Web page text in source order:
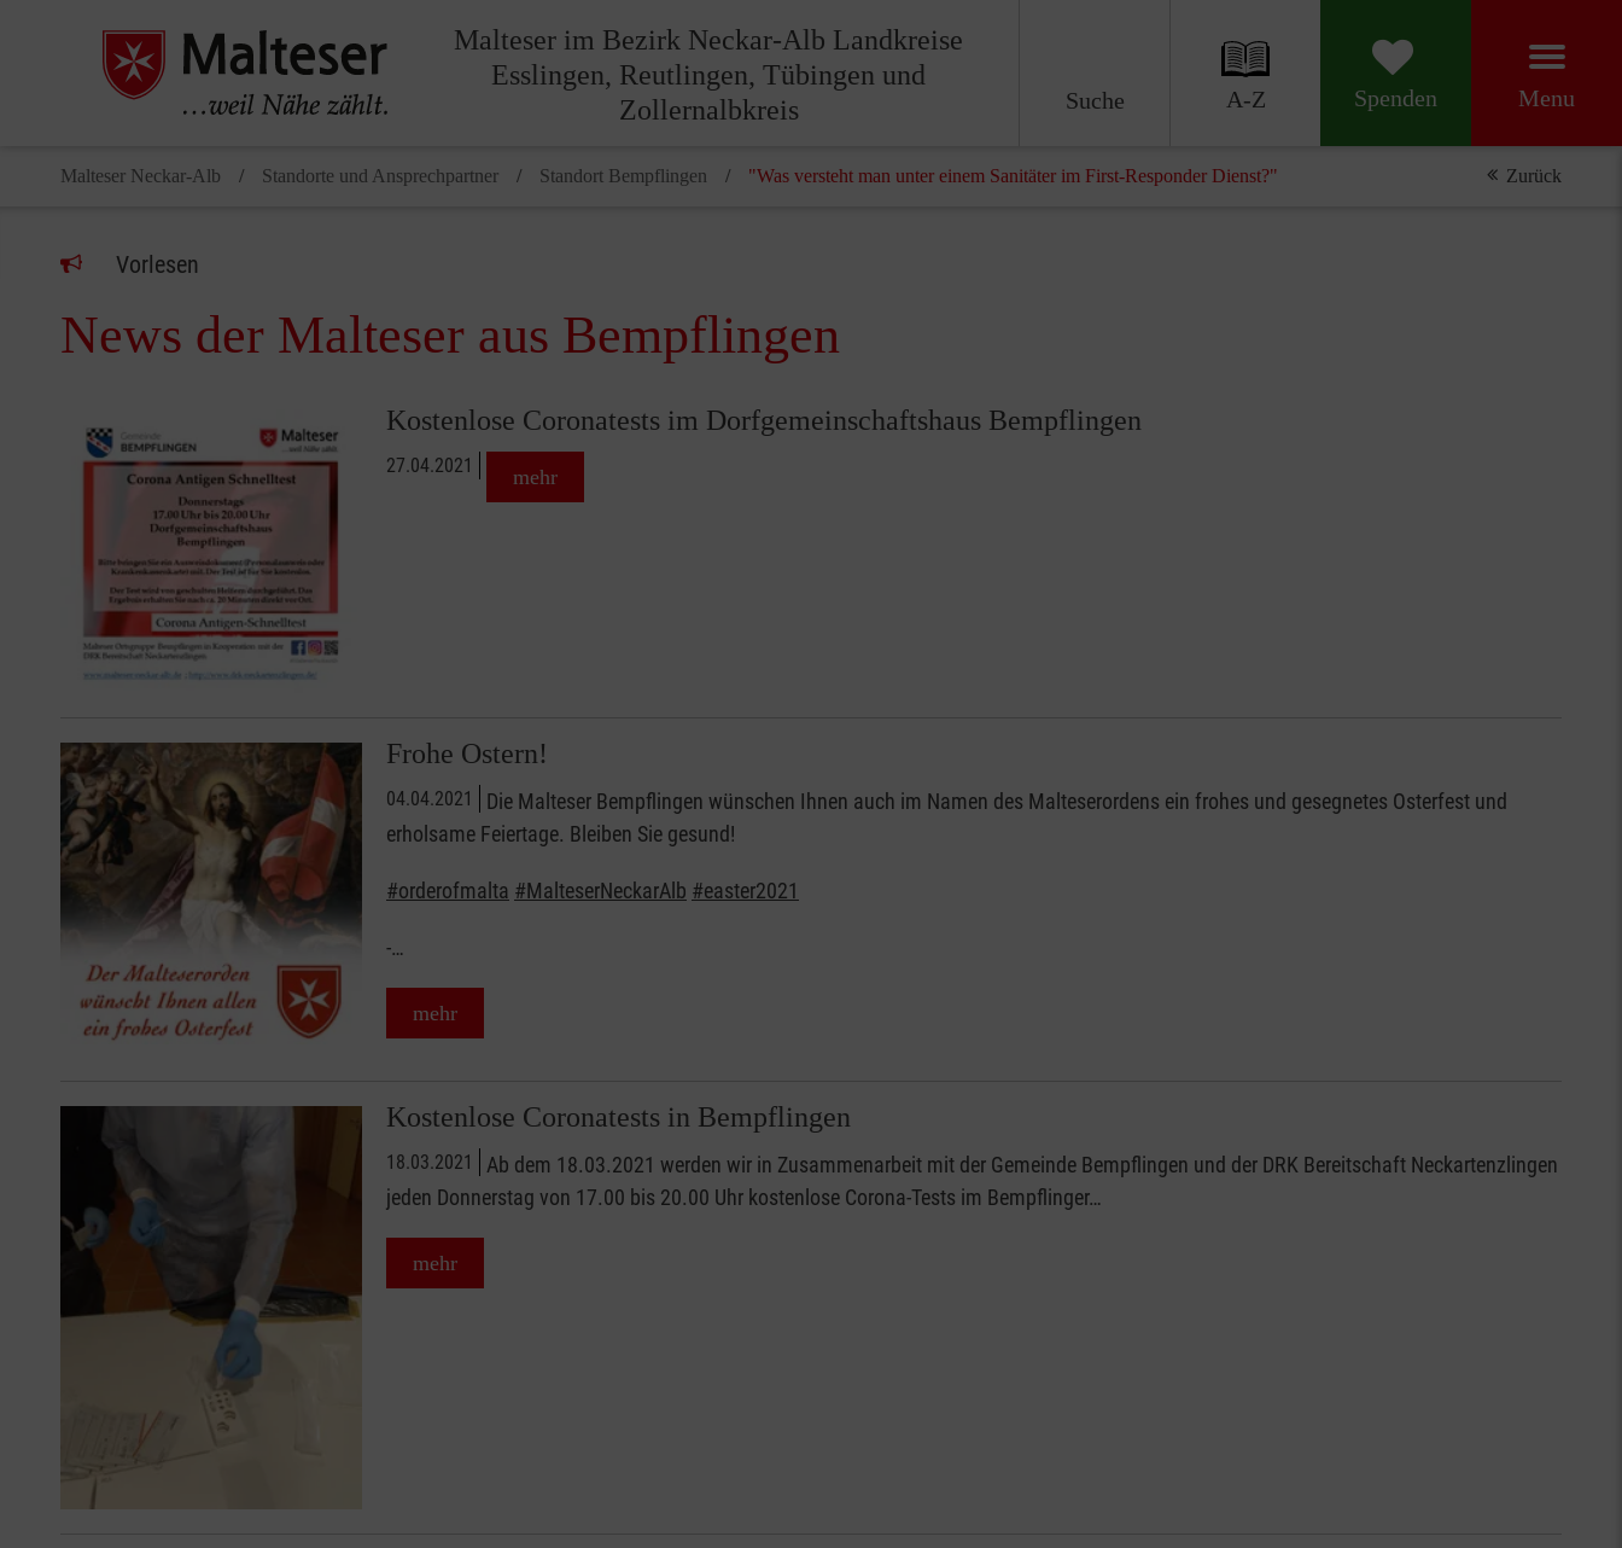
Malteser im Bezirk Neckar-Alb Landkreise
Esslingen, Reutlingen, Tübingen und
Zollernalbkreis
Suche A-Z Spenden Menu
Malteser Neckar-Alb Standorte und Ansprechpartner Standort Bempflingen "Was versteht man unter einem Sanitäter im First-Responder Dienst?" Zurück
Vorlesen
News der Malteser aus Bempflingen
Kostenlose Coronatests im Dorfgemeinschaftshaus Bempflingen
27.04.2021 mehr
Frohe Ostern!
04.04.2021
Die Malteser Bempflingen wünschen Ihnen auch im Namen des Malteserordens ein frohes und gesegnetes Osterfest und
erholsame Feiertage. Bleiben Sie gesund!
#orderofmalta #MalteserNeckarAlb #easter2021
-…
mehr
Kostenlose Coronatests in Bempflingen
18.03.2021
Ab dem 18.03.2021 werden wir in Zusammenarbeit mit der Gemeinde Bempflingen und der DRK Bereitschaft Neckartenzlingen
jeden Donnerstag von 17.00 bis 20.00 Uhr kostenlose Corona-Tests im Bempflinger…
mehr